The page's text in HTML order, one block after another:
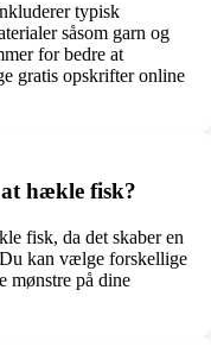
typisk
såsom garn og
for bedre at
gratis opskrifter online
hækle fisk?
fisk, da det skaber en
kan vælge forskellige
mønstre på dine